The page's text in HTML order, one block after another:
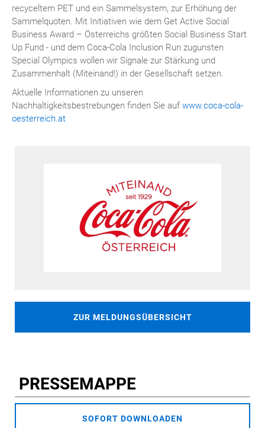
recyceltem PET und ein Sammelsystem, zur Erhöhung der
Sammelquoten. Mit Initiativen wie dem Get Active Social
Business Award – Österreichs größten Social Business Start
Up Fund - und dem Coca-Cola Inclusion Run zugunsten
Special Olympics wollen wir Signale zur Stärkung und
Zusammenhalt (Miteinand!) in der Gesellschaft setzen.
Aktuelle Informationen zu unseren
Nachhaltigkeitsbestrebungen finden Sie auf www.coca-cola-
oesterreich.at
ZUR MELDUNGSÜBERSICHT
PRESSEMAPPE
SOFORT DOWNLOADEN